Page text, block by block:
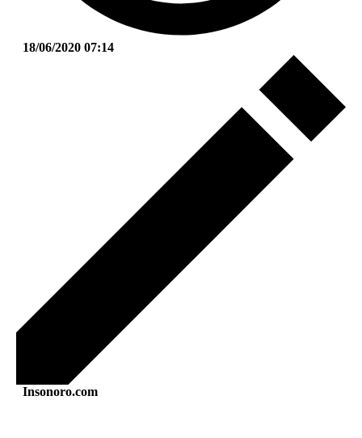
18/06/2020 07:14
Insonoro.com